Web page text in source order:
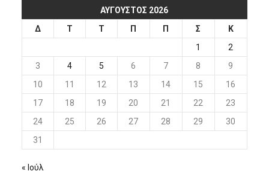
ΑΎΓΟΥΣΤΟΣ 2026
Δ
Τ Τ Π Π Σ
Κ
1
2
3
4 5 6 7 8
9
10
11 12 13 14 15
16
17
18 19 20 21 22
23
24
25 26 27 28 29
30
31
« Ιούλ